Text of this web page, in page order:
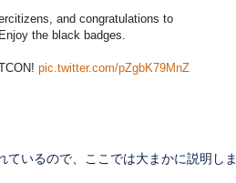
and congratulations to
the black badges.
pic.twitter.com/pZgbK79MnZ
ているので、ここでは大まかに説明しま